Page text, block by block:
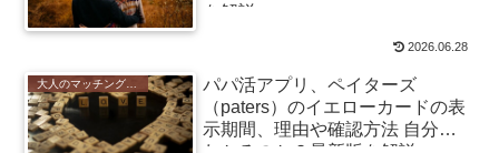
を解説
2026.06.28
大人のマッチングアプリ
パパ活アプリ、ペイターズ
（paters）のイエローカードの表
示期間、理由や確認方法 自分は